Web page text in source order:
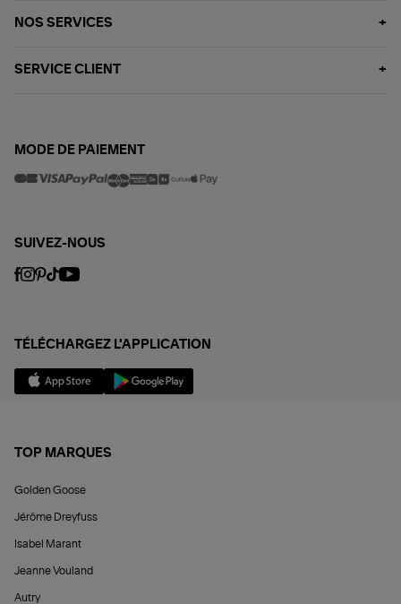
NOS SERVICES
SERVICE CLIENT
MODE DE PAIEMENT
SUIVEZ-NOUS
TÉLÉCHARGEZ L'APPLICATION
TOP MARQUES
Golden Goose
Jérôme Dreyfuss
Isabel Marant
Jeanne Vouland
Autry